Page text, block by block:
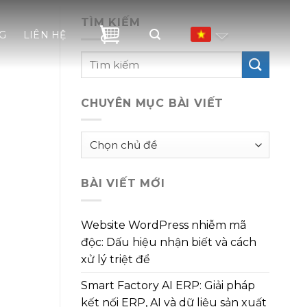
LIÊN HỆ
TÌM KIẾM
CHUYÊN MỤC BÀI VIẾT
Chuyên
viết
BÀI VIẾT MỚI
Website WordPress nhiễm mã
độc: Dấu hiệu nhận biết và cách
xử lý triệt để
Smart Factory AI ERP: Giải pháp
kết nối ERP, AI và dữ liệu sản xuất